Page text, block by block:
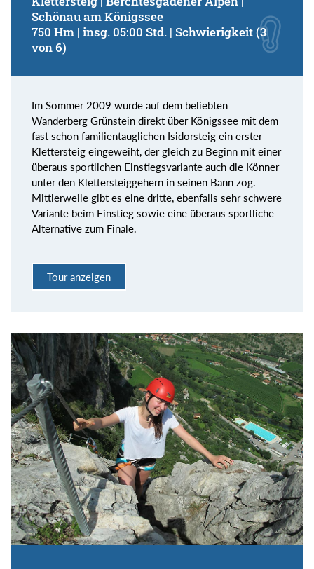
Schönau am Königssee
750 Hm | insg. 05:00 Std. | Schwierigkeit (3
von 6)
Im Sommer 2009 wurde auf dem beliebten
Wanderberg Grünstein direkt über Königssee mit dem
fast schon familientauglichen Isidorsteig ein erster
Klettersteig eingeweiht, der gleich zu Beginn mit einer
überaus sportlichen Einstiegsvariante auch die Könner
unter den Klettersteiggehern in seinen Bann zog.
Mittlerweile gibt es eine dritte, ebenfalls sehr schwere
Variante beim Einstieg sowie eine überaus sportliche
Alternative zum Finale.
Tour anzeigen